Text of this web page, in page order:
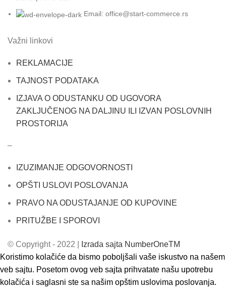
Email: office@start-commerce.rs
Važni linkovi
REKLAMACIJE
TAJNOST PODATAKA
IZJAVA O ODUSTANKU OD UGOVORA
ZAKLJUČENOG NA DALJINU ILI IZVAN POSLOVNIH
PROSTORIJA
–
IZUZIMANJE ODGOVORNOSTI
OPŠTI USLOVI POSLOVANJA
PRAVO NA ODUSTAJANJE OD KUPOVINE
PRITUŽBE I SPOROVI
© Copyright - 2022 |
Izrada sajta NumberOneTM
Koristimo kolačiće da bismo poboljšali vaše iskustvo na našem
veb sajtu. Posetom ovog veb sajta prihvatate našu upotrebu
kolačića i saglasni ste sa našim opštim uslovima poslovanja.